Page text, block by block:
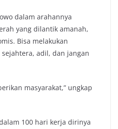
dalam arahannya
yang dilantik amanah,
Bisa melakukan
adil, dan jangan
masyarakat,” ungkap
100 hari kerja dirinya